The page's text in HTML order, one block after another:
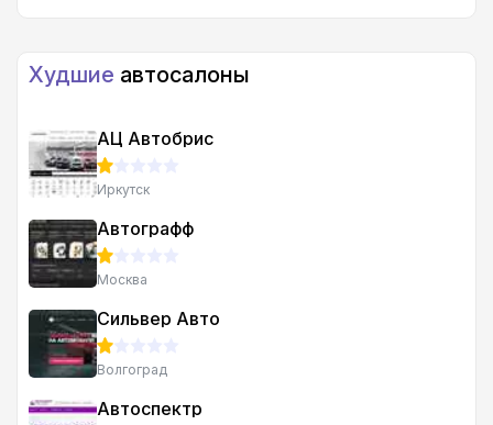
Худшие автосалоны
АЦ Автобрис
Иркутск
Автографф
Москва
Сильвер Авто
Волгоград
Автоспектр